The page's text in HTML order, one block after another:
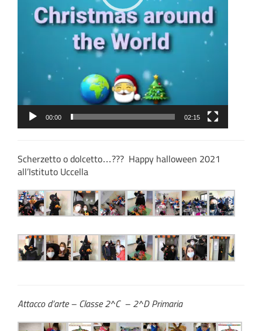
00:00 02:15
Scherzetto o dolcetto…??? Happy halloween 2021
all’Istituto Uccella
Attacco d’arte – Classe 2^C – 2^D Primaria